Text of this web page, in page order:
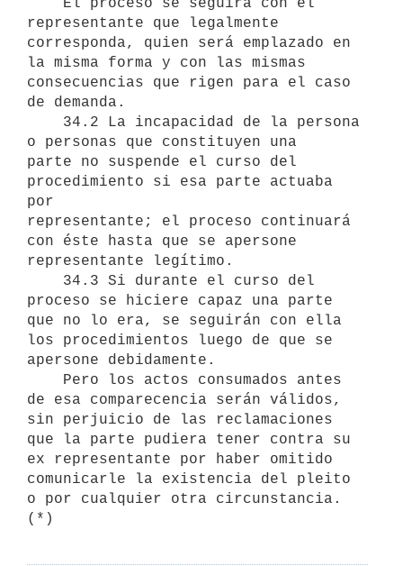
representante que legalmente
corresponda, quien será emplazado en
la misma forma y con las mismas
consecuencias que rigen para el caso
de demanda.
o personas que constituyen una
parte no suspende el curso del
procedimiento si esa parte actuaba
por
representante; el proceso continuará
con éste hasta que se apersone
representante legítimo.
proceso se hiciere capaz una parte
que no lo era, se seguirán con ella
los procedimientos luego de que se
apersone debidamente.
de esa comparecencia serán válidos,
sin perjuicio de las reclamaciones
que la parte pudiera tener contra su
ex representante por haber omitido
comunicarle la existencia del pleito
o por cualquier otra circunstancia.
(*)